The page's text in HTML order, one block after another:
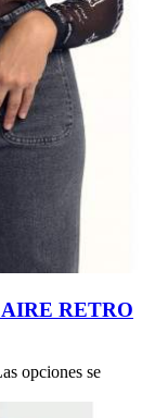
RETRO
opciones se